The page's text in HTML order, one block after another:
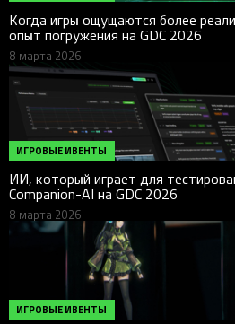
Когда игры ощущаются более
опыт погружения на GDC 2026
8 марта 2026
ИГРОВЫЕ ИВЕНТЫ
ИИ, который играет для
Companion-AI на GDC 2026
8 марта 2026
ИГРОВЫЕ ИВЕНТЫ